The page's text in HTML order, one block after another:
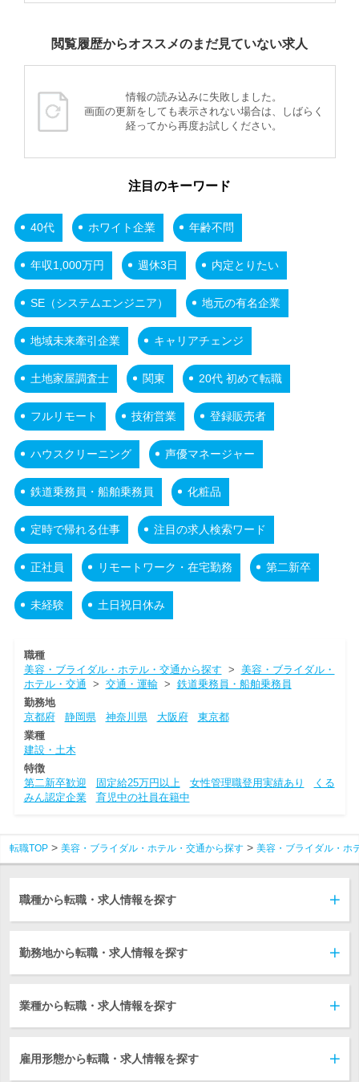
閲覧履歴からオススメのまだ見ていない求人
情報の読み込みに失敗しました。
画面の更新をしても表示されない場合は、しばらく
経ってから再度お試しください。
注目のキーワード
40代 ホワイト企業 年齢不問
年収1,000万円 週休3日 内定とりたい
SE（システムエンジニア） 地元の有名企業
地域未来牽引企業 キャリアチェンジ
土地家屋調査士 関東 20代 初めて転職
フルリモート 技術営業 登録販売者
ハウスクリーニング 声優マネージャー
鉄道乗務員・船舶乗務員 化粧品
定時で帰れる仕事 注目の求人検索ワード
正社員 リモートワーク・在宅勤務 第二新卒
未経験 土日祝日休み
職種
美容・ブライダル・ホテル・交通から探す > 美容・ブライダル・
ホテル・交通 > 交通・運輸> 鉄道乗務員・船舶乗務員
勤務地
京都府
静岡県 神奈川県 大阪府
東京都
業種
建設・土木
特徴
第二新卒歓迎
固定給25万円以上 女性管理職登用実績あり
くる
みん認定企業
育児中の社員在籍中
転職TOP 美容・ブライダル・ホテル・交通から探す 美容・ブライダル・ホ
職種から転職・求人情報を探す
勤務地から転職・求人情報を探す
業種から転職・求人情報を探す
雇用形態から転職・求人情報を探す